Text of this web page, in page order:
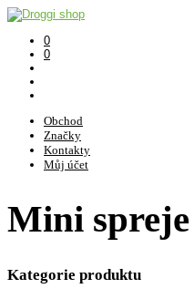
0
0
Obchod
Značky
Kontakty
Můj účet
Mini spreje
Kategorie produktu